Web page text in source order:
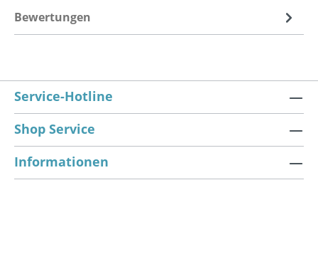
Bewertungen
Service-Hotline
Shop Service
Informationen